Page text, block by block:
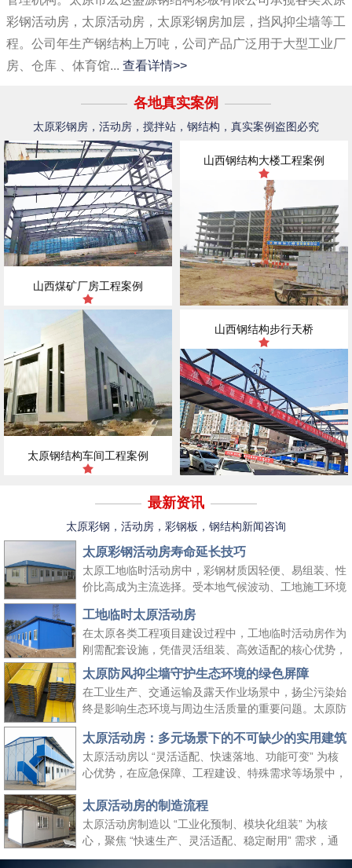
彩钢活动房，太原活动房，太原彩钢房加层，挡风抑尘墙等工
程。公司年生产钢结构上万吨，公司产品广泛用于大型工业厂
房、仓库 、体育馆... 查看详情>>
各地真实案例
太原彩钢房，活动房，搅拌站，钢结构，真实案例盗图必究
山西煤矿厂房工程案例
山西钢结构大楼工程案例
太原钢结构车间工程案例
山西钢结构步行天桥
最新资讯
太原彩钢，活动房，彩钢板，钢结构新闻咨询
太原彩钢活动房寿命延长技巧
太原工地临时活动房中，彩钢材质因轻便、易组装、性
价比高成为主流选择。受本地气候波动、工地施工环境
握科学的养护方法，既能延长其使用周期、降低工地周
转成本，又能保障太原工地临时活动房的使用安全，适
配长期施工场景需求。
工地临时太原活动房
在太原各类工程项目建设过程中，工地临时活动房作为
刚需配套设施，凭借灵活组装、高效适配的核心优势，
成为保障施工团队生活与工作的重要空间载体。它既能
快速响应工地临时空间需求，又能适配太原本地气候与
施工场景特点，为工程项目顺利推进提供坚实支撑，同
时契合绿色施工、高效管控的行业理念。
太原防风抑尘墙守护生态环境的绿色屏障
在工业生产、交通运输及露天作业场景中，扬尘污染始
终是影响生态环境与周边生活质量的重要问题。太原防
学的结构设计与实用性能，成为各行各业管控扬尘、践
行绿色发展理念的关键选择，为生态保护与生产安全筑
起双重防线。
太原活动房：多元场景下的不可缺少的实用建筑
太原活动房以 “灵活适配、快速落地、功能可变” 为核
心优势，在应急保障、工程建设、特殊需求等场景中，
决了 “临时使用” 的便捷性需求，更填补了传统建筑在
时效性、灵活性与经济性上的空白，是现代社会应对多
元需求的重要建筑补充。
太原活动房的制造流程
太原活动房制造以 “工业化预制、模块化组装” 为核
心，聚焦 “快速生产、灵活适配、稳定耐用” 需求，通
过标准化流程把控各环节，确保成品满足临时办公、居